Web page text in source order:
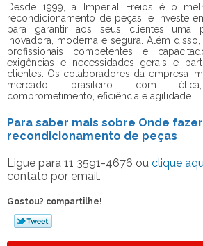
Desde 1999, a Imperial Freios é o
recondicionamento de peças , e investe
para garantir aos seus clientes uma
inovadora, moderna e segura. Além
profissionais competentes e
exigências e necessidades gerais e
clientes. Os colaboradores da empresa
mercado brasileiro com ética,
comprometimento, eficiência e agilidade.
Para saber mais sobre Onde fazer
recondicionamento de peças
Ligue para 11 3591-4676 ou clique
contato por email.
Gostou? compartilhe!